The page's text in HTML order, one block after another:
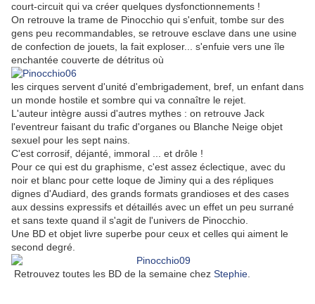
court-circuit qui va créer quelques dysfonctionnements !
On retrouve la trame de Pinocchio qui s'enfuit, tombe sur des
gens peu recommandables, se retrouve esclave dans une usine
de confection de jouets, la fait exploser... s'enfuie vers une île
enchantée couverte de détritus où
les cirques servent d'unité d'embrigadement, bref, un enfant dans
un monde hostile et sombre qui va connaître le rejet.
L'auteur intègre aussi d'autres mythes : on retrouve Jack
l'eventreur faisant du trafic d'organes ou Blanche Neige objet
sexuel pour les sept nains.
C'est corrosif, déjanté, immoral ... et drôle !
Pour ce qui est du graphisme, c'est assez éclectique, avec du
noir et blanc pour cette loque de Jiminy qui a des répliques
dignes d'Audiard, des grands formats grandioses et des cases
aux dessins expressifs et détaillés avec un effet un peu surrané
et sans texte quand il s'agit de l'univers de Pinocchio.
Une BD et objet livre superbe pour ceux et celles qui aiment le
second degré.
Retrouvez toutes les BD de la semaine chez Stephie